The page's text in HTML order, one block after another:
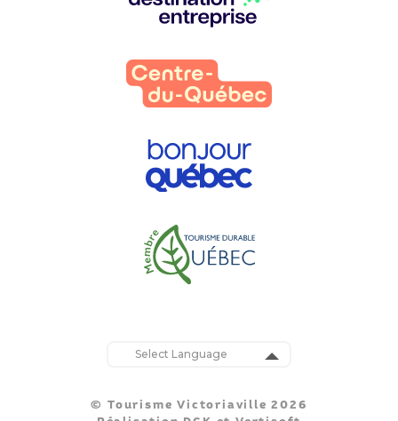
:
© Tourisme Victoriaville 2026